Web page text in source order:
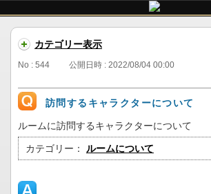
カテゴリー表示
No : 544 公開日時 : 2022/08/04 00:00
訪問するキャラクターについて
ルームに訪問するキャラクターについて
カテゴリー： ルームについて